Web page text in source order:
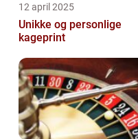
12 april 2025
Unikke og personlige
kageprint